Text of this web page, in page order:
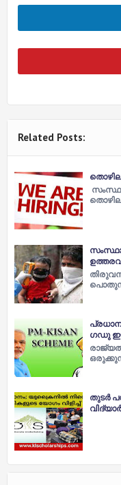
Related Posts:
ഗഡു ഈ
തുടര്‍